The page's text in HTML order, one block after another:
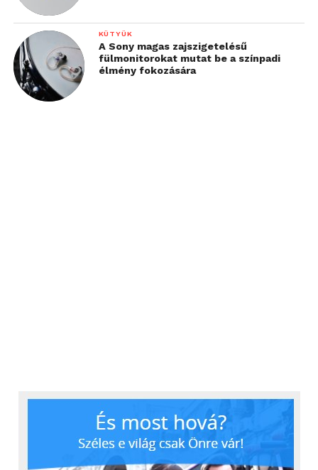
KÜTYÜK
A Sony magas zajszigetelésű
fülmonitorokat mutat be a színpadi
élmény fokozására